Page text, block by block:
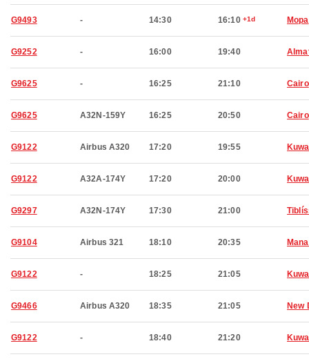
G9493 - 14:30 16:10 +1d Mopa
G9252 - 16:00 19:40
G9625 - 16:25 21:10 Cairo
G9625 A32N-159Y 16:25 20:50 Cairo
G9122 Airbus A320 17:20 19:55
G9122 A32A-174Y 17:20 20:00
G9297 A32N-174Y 17:30 21:00
G9104 Airbus 321 18:10 20:35
G9122 - 18:25 21:05
G9466 Airbus A320 18:35 21:05 New
G9122 - 18:40 21:20